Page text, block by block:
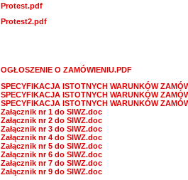
Protest.pdf
Protest2.pdf
OGŁOSZENIE O ZAMÓWIENIU.PDF
SPECYFIKACJA ISTOTNYCH WARUNKÓW
SPECYFIKACJA ISTOTNYCH WARUNKÓW
SPECYFIKACJA ISTOTNYCH WARUNKÓW
Załącznik nr 1 do SIWZ.doc
Załącznik nr 2 do SIWZ.doc
Załącznik nr 3 do SIWZ.doc
Załącznik nr 4 do SIWZ.doc
Załącznik nr 5 do SIWZ.doc
Załącznik nr 6 do SIWZ.doc
Załącznik nr 7 do SIWZ.doc
Załącznik nr 9 do SIWZ.doc